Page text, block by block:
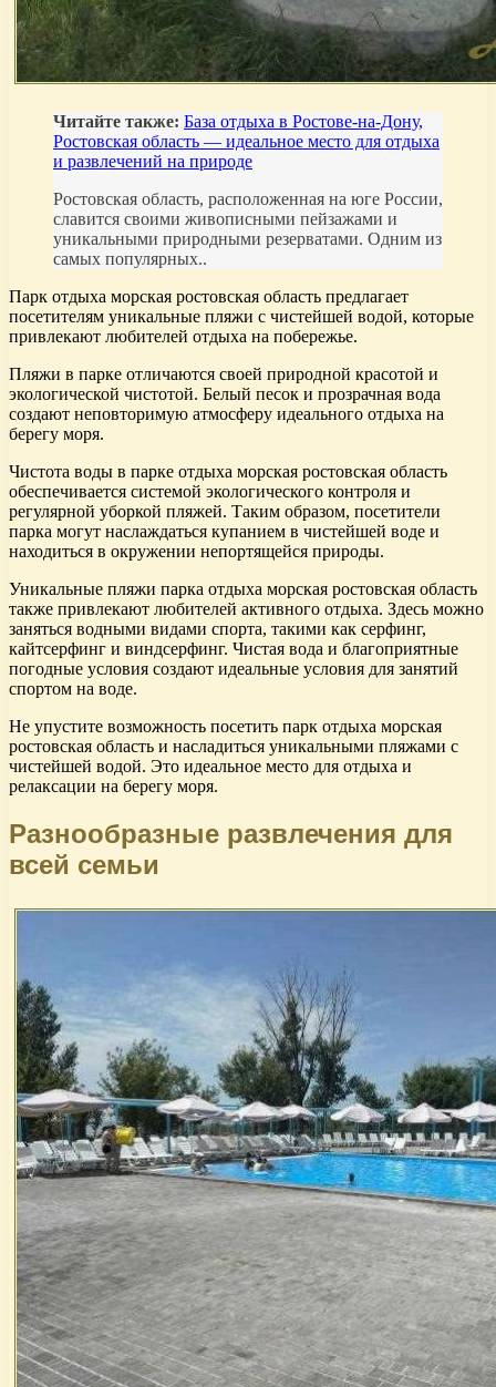
Читайте также: База отдыха в Ростове-на-Дону,
Ростовская область — идеальное место для отдыха
и развлечений на природе
Ростовская область, расположенная на юге России,
славится своими живописными пейзажами и
уникальными природными резерватами. Одним из
самых популярных..
Парк отдыха морская ростовская область предлагает
посетителям уникальные пляжи с чистейшей водой, которые
привлекают любителей отдыха на побережье.
Пляжи в парке отличаются своей природной красотой и
экологической чистотой. Белый песок и прозрачная вода
создают неповторимую атмосферу идеального отдыха на
берегу моря.
Чистота воды в парке отдыха морская ростовская область
обеспечивается системой экологического контроля и
регулярной уборкой пляжей. Таким образом, посетители
парка могут наслаждаться купанием в чистейшей воде и
находиться в окружении непортящейся природы.
Уникальные пляжи парка отдыха морская ростовская область
также привлекают любителей активного отдыха. Здесь можно
заняться водными видами спорта, такими как серфинг,
кайтсерфинг и виндсерфинг. Чистая вода и благоприятные
погодные условия создают идеальные условия для занятий
спортом на воде.
Не упустите возможность посетить парк отдыха морская
ростовская область и насладиться уникальными пляжами с
чистейшей водой. Это идеальное место для отдыха и
релаксации на берегу моря.
Разнообразные развлечения для
всей семьи